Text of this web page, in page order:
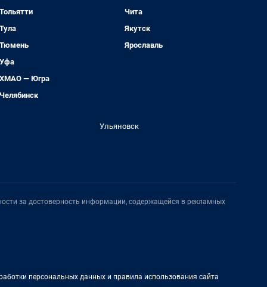
Тольятти
Тула
Тюмень
Уфа
ХМАО — Югра
Челябинск
Чита
Якутск
Ярославль
Ульяновск
за достоверность информации, содержащейся в рекламных
персональных данных и правила использования сайта